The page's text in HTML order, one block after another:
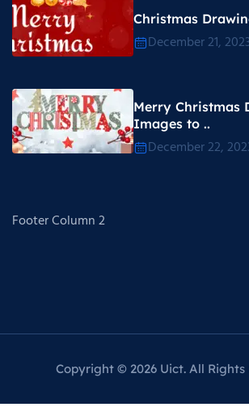
Christmas
December 21,
Merry Christmas
Images to ..
December 22,
Footer Column 2
Copyright © 2026 Uict. All Rights